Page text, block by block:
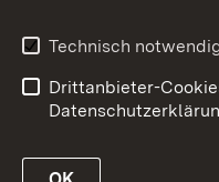
Technisch
Drittanbieter-